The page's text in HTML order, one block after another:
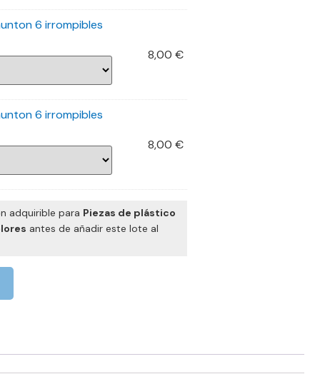
6 irrompibles
8,00€
6 irrompibles
8,00€
adquirible para Piezas de plástico
antes de añadir este lote al